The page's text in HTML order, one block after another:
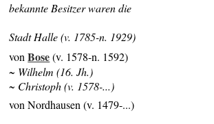
bekannte Besitzer waren die
Stadt Halle (v. 1785-n. 1929)
vonBose(v. 1578-n. 1592)
~ Wilhelm (16. Jh.)
~ Christoph (v. 1578-...)
von Nordhausen (v. 1479-...)